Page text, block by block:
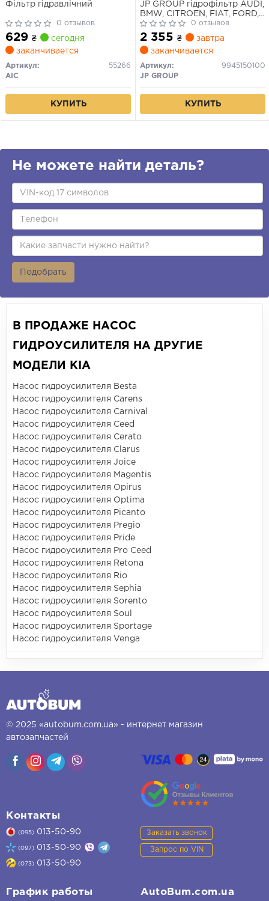
Фільтр гідравлічний
0 отзывов
629 ₴
сегодня
заканчивается
Артикул:
55266
AIC
КУПИТЬ
JP GROUP гідрофільтр AUDI,
BMW, CITROEN, FIAT, FORD,
HYUNDAI
0 отзывов
2 355 ₴
завтра
заканчивается
Артикул:
9945150100
JP GROUP
КУПИТЬ
Не можете найти деталь?
Подобрать
В ПРОДАЖЕ НАСОС
ГИДРОУСИЛИТЕЛЯ НА ДРУГИЕ
МОДЕЛИ KIA
Насос гидроусилителя Besta
Насос гидроусилителя Carens
Насос гидроусилителя Carnival
Насос гидроусилителя Ceed
Насос гидроусилителя Cerato
Насос гидроусилителя Clarus
Насос гидроусилителя Joice
Насос гидроусилителя Magentis
Насос гидроусилителя Opirus
Насос гидроусилителя Optima
Насос гидроусилителя Picanto
Насос гидроусилителя Pregio
Насос гидроусилителя Pride
Насос гидроусилителя Pro Ceed
Насос гидроусилителя Retona
Насос гидроусилителя Rio
Насос гидроусилителя Sephia
Насос гидроусилителя Sorento
Насос гидроусилителя Soul
Насос гидроусилителя Sportage
Насос гидроусилителя Venga
© 2025 «autobum.com.ua» - интернет магазин
автозапчастей
Контакты
(095) 013-50-90
(097) 013-50-90
(073) 013-50-90
Заказать звонок
Запрос по VIN
График работы AutoBum.com.ua